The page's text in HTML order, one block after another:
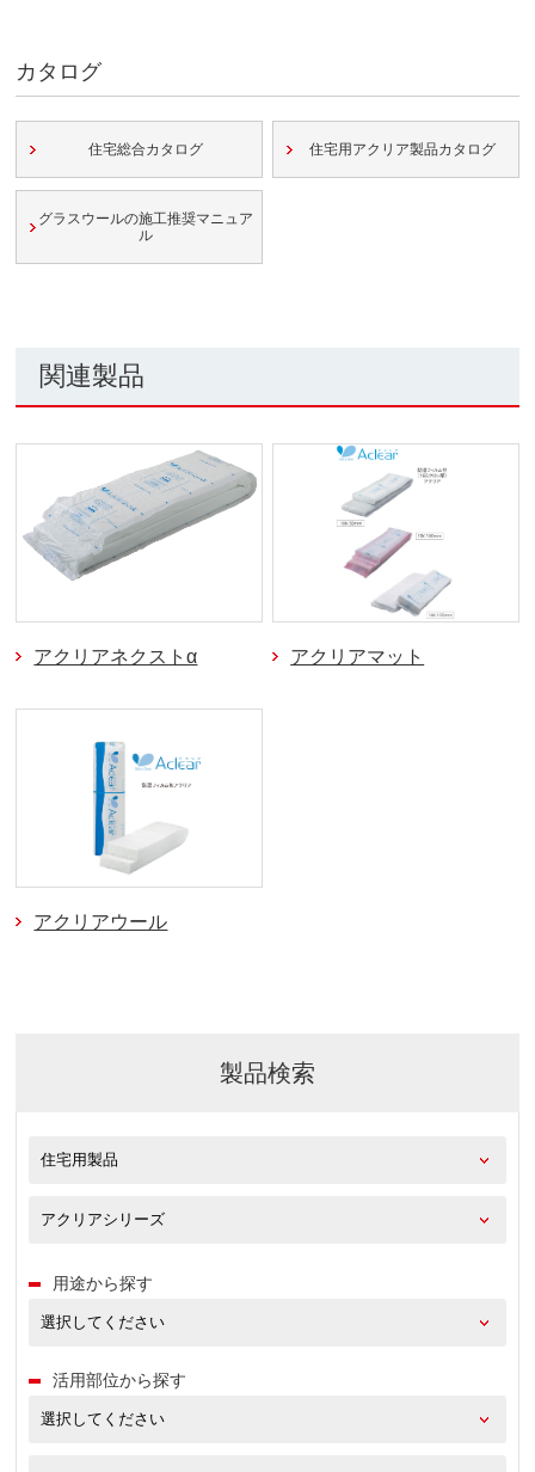
カタログ
住宅総合カタログ 住宅用アクリア製品カタログ
グラスウールの施工推奨マニュア
ル
関連製品
アクリアネクストα アクリアマット
アクリアウール
製品検索
用途から探す
活用部位から探す